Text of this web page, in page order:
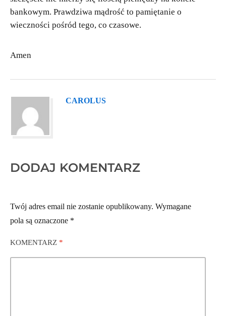
bankowym. Prawdziwa mądrość to pamiętanie o
wieczności pośród tego, co czasowe.
Amen
CAROLUS
DODAJ KOMENTARZ
Twój adres email nie zostanie opublikowany. Wymagane
pola są oznaczone *
KOMENTARZ *